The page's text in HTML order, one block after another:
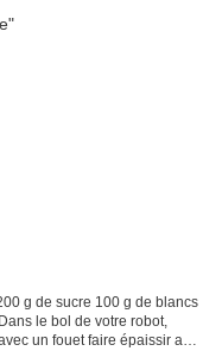
g de sucre 100 g de blancs
le bol de votre robot,
un fouet faire épaissir au